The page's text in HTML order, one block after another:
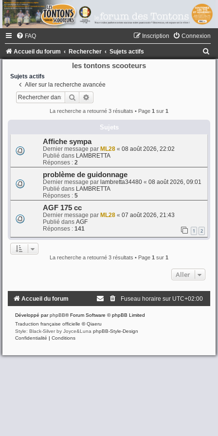
FAQ Connexion
Inscription
Accueil du forum Rechercher Sujets actifs
les tontons scooteurs
Sujets actifs
Aller sur la recherche avancée
Rechercher
La recherche a retourné 3 résultats • Page 1 sur 1
Sujets
Affiche sympa
Dernier message par ML28 « 08 août 2026, 22:02
Publié dans LAMBRETTA
Réponses : 2
problème de guidonnage
Dernier message par lambretta34480 « 08 août 2026, 09:01
Publié dans LAMBRETTA
Réponses : 5
AGF 175 cc
Dernier message par ML28 « 07 août 2026, 21:43
Publié dans AGF
Réponses : 141 1 2
La recherche a retourné 3 résultats • Page 1 sur 1
Aller
Accueil du forum Fuseau horaire sur UTC+02:00
Développé parphpBB® Forum Software © phpBB Limited
Traduction française officielle ©Qiaeru
Style: Black-Silver by Joyce&Luna phpBB-Style-Design
Confidentialité | Conditions